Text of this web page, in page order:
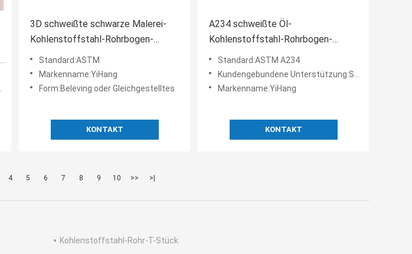
3D schweißte schwarze Malerei-
Kohlenstoffstahl-Rohrbogen-
Biegung nahtloses ASTM
Standard:ASTM
Markenname:YiHang
Form:Beleving oder Gleichgestelltes
KONTAKT
A234 schweißte Öl-
Kohlenstoffstahl-Rohrbogen-
langen Radius 90 Grad Soem
Standard:ASTM A234
Kundengebundene Unterstützung:Soem
Markenname:YiHang
KONTAKT
4 5 6 7 8 9 10 >> >|
Kohlenstoffstahl-Rohr-T-Stück